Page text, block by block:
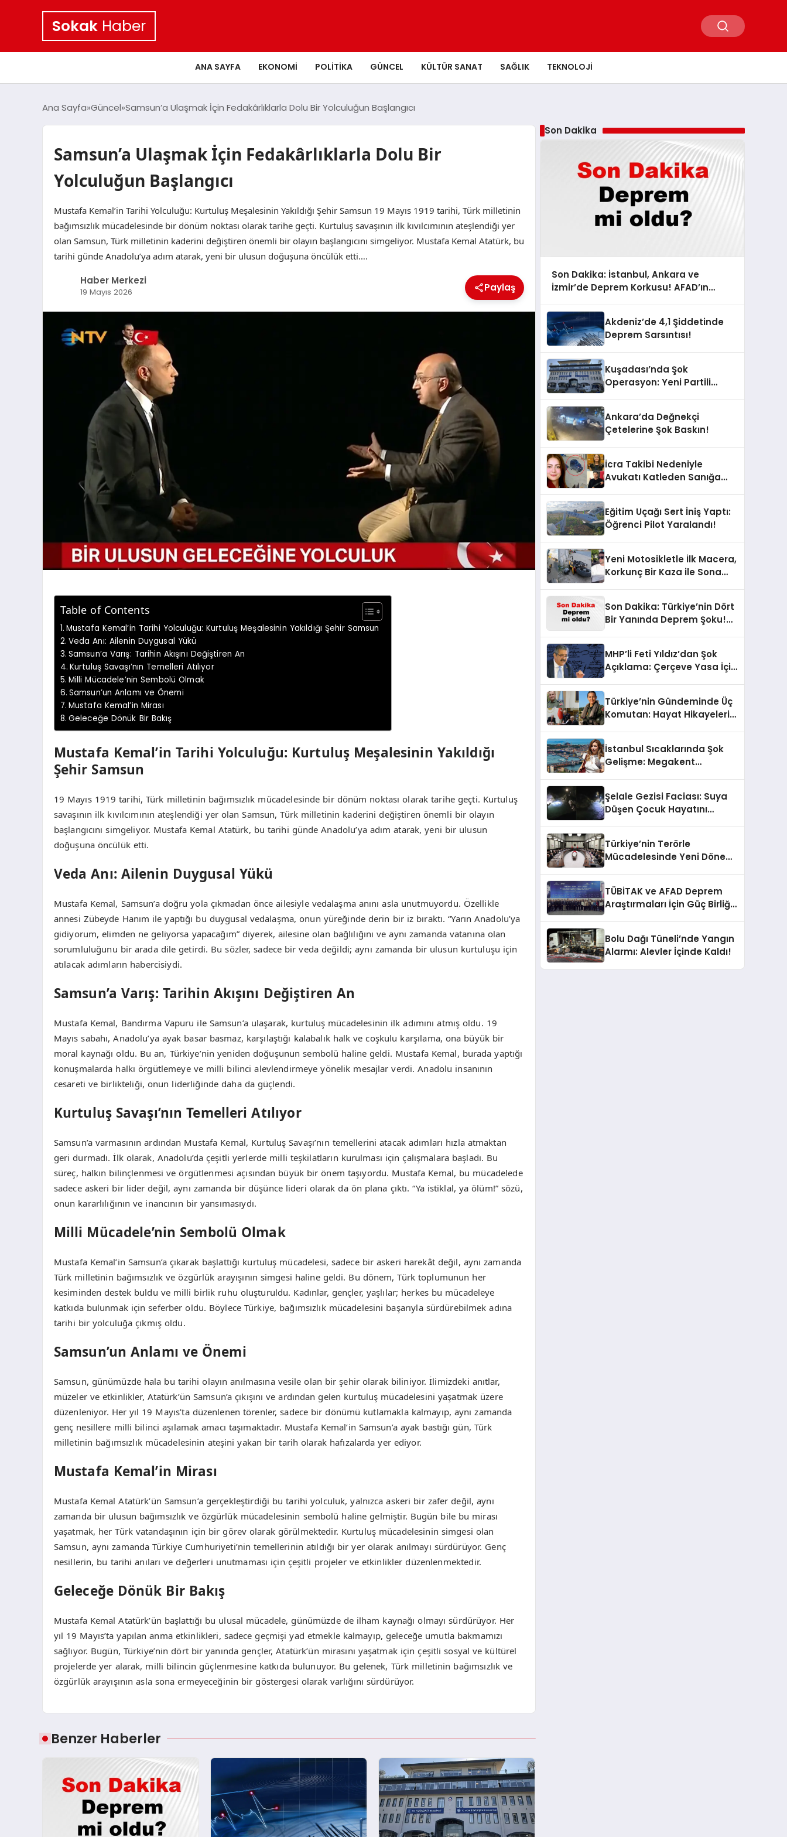
Sokak Haber
ANA SAYFA EKONOMI POLITIKA GÜNCEL KÜLTÜR SANAT SAĞLIK TEKNOLOJI
Ana Sayfa Güncel Samsun’a Ulaşmak İçin Fedakârlıklarla Dolu Bir Yolculuğun Başlangıcı
Samsun’a Ulaşmak İçin Fedakârlıklarla Dolu Bir
Yolculuğun Başlangıcı
Mustafa Kemal’in Tarihi Yolculuğu: Kurtuluş Meşalesinin Yakıldığı Şehir Samsun 19 Mayıs 1919 tarihi, Türk milletinin
bağımsızlık mücadelesinde bir dönüm noktası olarak tarihe geçti. Kurtuluş savaşının ilk kıvılcımının ateşlendiği yer
olan Samsun, Türk milletinin kaderini değiştiren önemli bir olayın başlangıcını simgeliyor. Mustafa Kemal Atatürk, bu
tarihi günde Anadolu’ya adım atarak, yeni bir ulusun doğuşuna öncülük etti….
Haber Merkezi
19 Mayıs 2026 Paylaş
Table of Contents
Mustafa Kemal’in Tarihi Yolculuğu: Kurtuluş Meşalesinin Yakıldığı Şehir Samsun
Veda Anı: Ailenin Duygusal Yükü
Samsun’a Varış: Tarihin Akışını Değiştiren An
Kurtuluş Savaşı’nın Temelleri Atılıyor
Milli Mücadele’nin Sembolü Olmak
Samsun’un Anlamı ve Önemi
Mustafa Kemal’in Mirası
Geleceğe Dönük Bir Bakış
Mustafa Kemal’in Tarihi Yolculuğu: Kurtuluş Meşalesinin Yakıldığı
Şehir Samsun
19 Mayıs 1919 tarihi, Türk milletinin bağımsızlık mücadelesinde bir dönüm noktası olarak tarihe geçti. Kurtuluş
savaşının ilk kıvılcımının ateşlendiği yer olan Samsun, Türk milletinin kaderini değiştiren önemli bir olayın
başlangıcını simgeliyor. Mustafa Kemal Atatürk, bu tarihi günde Anadolu’ya adım atarak, yeni bir ulusun
doğuşuna öncülük etti.
Veda Anı: Ailenin Duygusal Yükü
Mustafa Kemal, Samsun’a doğru yola çıkmadan önce ailesiyle vedalaşma anını asla unutmuyordu. Özellikle
annesi Zübeyde Hanım ile yaptığı bu duygusal vedalaşma, onun yüreğinde derin bir iz bıraktı. “Yarın Anadolu’ya
gidiyorum, elimden ne geliyorsa yapacağım” diyerek, ailesine olan bağlılığını ve aynı zamanda vatanına olan
sorumluluğunu bir arada dile getirdi. Bu sözler, sadece bir veda değildi; aynı zamanda bir ulusun kurtuluşu için
atılacak adımların habercisiydi.
Samsun’a Varış: Tarihin Akışını Değiştiren An
Mustafa Kemal, Bandırma Vapuru ile Samsun’a ulaşarak, kurtuluş mücadelesinin ilk adımını atmış oldu. 19
Mayıs sabahı, Anadolu’ya ayak basar basmaz, karşılaştığı kalabalık halk ve coşkulu karşılama, ona büyük bir
moral kaynağı oldu. Bu an, Türkiye’nin yeniden doğuşunun sembolü haline geldi. Mustafa Kemal, burada yaptığı
konuşmalarda halkı örgütlemeye ve milli bilinci alevlendirmeye yönelik mesajlar verdi. Anadolu insanının
cesareti ve birlikteliği, onun liderliğinde daha da güçlendi.
Kurtuluş Savaşı’nın Temelleri Atılıyor
Samsun’a varmasının ardından Mustafa Kemal, Kurtuluş Savaşı’nın temellerini atacak adımları hızla atmaktan
geri durmadı. İlk olarak, Anadolu’da çeşitli yerlerde milli teşkilatların kurulması için çalışmalara başladı. Bu
süreç, halkın bilinçlenmesi ve örgütlenmesi açısından büyük bir önem taşıyordu. Mustafa Kemal, bu mücadelede
sadece askeri bir lider değil, aynı zamanda bir düşünce lideri olarak da ön plana çıktı. “Ya istiklal, ya ölüm!” sözü,
onun kararlılığının ve inancının bir yansımasıydı.
Milli Mücadele’nin Sembolü Olmak
Mustafa Kemal’in Samsun’a çıkarak başlattığı kurtuluş mücadelesi, sadece bir askeri harekât değil, aynı zamanda
Türk milletinin bağımsızlık ve özgürlük arayışının simgesi haline geldi. Bu dönem, Türk toplumunun her
kesiminden destek buldu ve milli birlik ruhu oluşturuldu. Kadınlar, gençler, yaşlılar; herkes bu mücadeleye
katkıda bulunmak için seferber oldu. Böylece Türkiye, bağımsızlık mücadelesini başarıyla sürdürebilmek adına
tarihi bir yolculuğa çıkmış oldu.
Samsun’un Anlamı ve Önemi
Samsun, günümüzde hala bu tarihi olayın anılmasına vesile olan bir şehir olarak biliniyor. İlimizdeki anıtlar,
müzeler ve etkinlikler, Atatürk’ün Samsun’a çıkışını ve ardından gelen kurtuluş mücadelesini yaşatmak üzere
düzenleniyor. Her yıl 19 Mayıs’ta düzenlenen törenler, sadece bir dönümü kutlamakla kalmayıp, aynı zamanda
genç nesillere milli bilinci aşılamak amacı taşımaktadır. Mustafa Kemal’in Samsun’a ayak bastığı gün, Türk
milletinin bağımsızlık mücadelesinin ateşini yakan bir tarih olarak hafızalarda yer ediyor.
Mustafa Kemal’in Mirası
Mustafa Kemal Atatürk’ün Samsun’a gerçekleştirdiği bu tarihi yolculuk, yalnızca askeri bir zafer değil, aynı
zamanda bir ulusun bağımsızlık ve özgürlük mücadelesinin sembolü haline gelmiştir. Bugün bile bu mirası
yaşatmak, her Türk vatandaşının için bir görev olarak görülmektedir. Kurtuluş mücadelesinin simgesi olan
Samsun, aynı zamanda Türkiye Cumhuriyeti’nin temellerinin atıldığı bir yer olarak anılmayı sürdürüyor. Genç
nesillerin, bu tarihi anıları ve değerleri unutmaması için çeşitli projeler ve etkinlikler düzenlenmektedir.
Geleceğe Dönük Bir Bakış
Mustafa Kemal Atatürk’ün başlattığı bu ulusal mücadele, günümüzde de ilham kaynağı olmayı sürdürüyor. Her
yıl 19 Mayıs’ta yapılan anma etkinlikleri, sadece geçmişi yad etmekle kalmayıp, geleceğe umutla bakmamızı
sağlıyor. Bugün, Türkiye’nin dört bir yanında gençler, Atatürk’ün mirasını yaşatmak için çeşitli sosyal ve kültürel
projelerde yer alarak, milli bilincin güçlenmesine katkıda bulunuyor. Bu gelenek, Türk milletinin bağımsızlık ve
özgürlük arayışının asla sona ermeyeceğinin bir göstergesi olarak varlığını sürdürüyor.
Benzer Haberler
Son Dakika
Son Dakika: İstanbul, Ankara ve
İzmir’de Deprem Korkusu! AFAD’ın
Sarsıntı Oldu?
Akdeniz’de 4,1 Şiddetinde
Deprem Sarsıntısı!
Kuşadası’nda Şok
Operasyon: Yeni Partili
Ankara’da Değnekçi
Çetelerine Şok Baskın!
İcra Takibi Nedeniyle
Avukatı Katleden Sanığa
Eğitim Uçağı Sert İniş Yaptı:
Öğrenci Pilot Yaralandı!
Yeni Motosikletle İlk Macera,
Korkunç Bir Kaza ile Sona
Son Dakika: Türkiye’nin Dört
Bir Yanında Deprem Şoku!
MHP’li Feti Yıldız’dan Şok
Açıklama: Çerçeve Yasa İçin
Türkiye’nin Gündeminde Üç
Komutan: Hayat Hikayeleri
İstanbul Sıcaklarında Şok
Gelişme: Megakent
Şelale Gezisi Faciası: Suya
Düşen Çocuk Hayatını
Türkiye’nin Terörle
Mücadelesinde Yeni Dönem:
TÜBİTAK ve AFAD Deprem
Araştırmaları İçin Güç Birliği
Bolu Dağı Tüneli’nde Yangın
Alarmı: Alevler İçinde Kaldı!